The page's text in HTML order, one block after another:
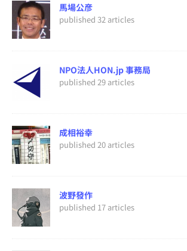
馬場公彦
published 32 articles
NPO法人HON.jp 事務局
published 29 articles
成相裕幸
published 20 articles
波野發作
published 17 articles